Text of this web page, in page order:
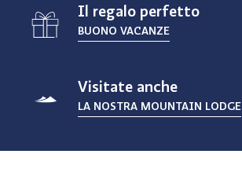
Il regalo perfetto
BUONO VACANZE
Visitate anche
LA NOSTRA MOUNTAIN LODGE